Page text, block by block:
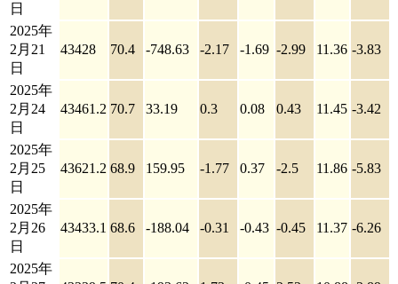
日
2025年
2月21
日
43428 70.4 -748.63 -2.17 -1.69 -2.99 11.36 -3.83
2025年
2月24
日
43461.2 70.7 33.19 0.3 0.08 0.43 11.45 -3.42
2025年
2月25
日
43621.2 68.9 159.95 -1.77 0.37 -2.5 11.86 -5.83
2025年
2月26
日
43433.1 68.6 -188.04 -0.31 -0.43 -0.45 11.37 -6.26
2025年